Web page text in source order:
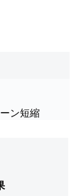
ン短縮